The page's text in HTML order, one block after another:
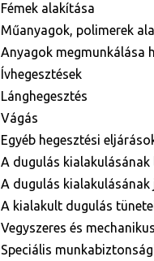
Fémek alakítása
Műanyagok, polimerek
Anyagok megmunkálása
Ívhegesztések
Lánghegesztés
Vágás
Egyéb hegesztési
A dugulás kialakulásának
A dugulás
A kialakult dugulás
Vegyszeres és
Speciális